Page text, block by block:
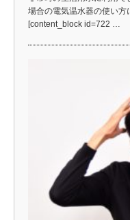
場合の電気温水器の使い方
[content_block id=722 …